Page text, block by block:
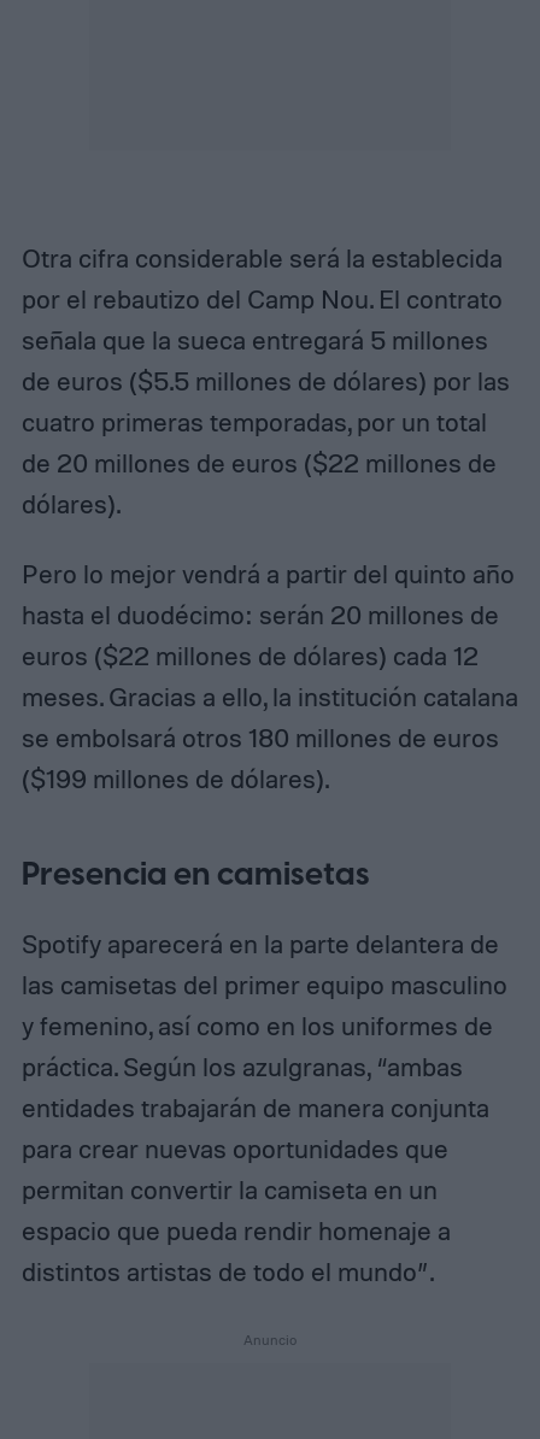
Otra cifra considerable será la establecida
por el rebautizo del Camp Nou. El contrato
señala que la sueca entregará 5 millones
de euros ($5.5 millones de dólares) por las
cuatro primeras temporadas, por un total
de 20 millones de euros ($22 millones de
dólares).
Pero lo mejor vendrá a partir del quinto año
hasta el duodécimo: serán 20 millones de
euros ($22 millones de dólares) cada 12
meses. Gracias a ello, la institución catalana
se embolsará otros 180 millones de euros
($199 millones de dólares).
Presencia en camisetas
Spotify aparecerá en la parte delantera de
las camisetas del primer equipo masculino
y femenino, así como en los uniformes de
práctica. Según los azulgranas, “ambas
entidades trabajarán de manera conjunta
para crear nuevas oportunidades que
permitan convertir la camiseta en un
espacio que pueda rendir homenaje a
distintos artistas de todo el mundo”.